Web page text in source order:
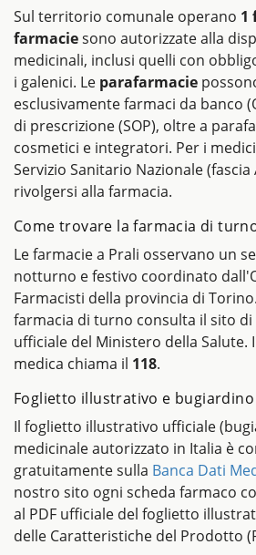
Sul territorio comunale operano 1
farmaciesono autorizzate alla
medicinali, inclusi quelli con
i galenici. Le parafarmacie
esclusivamente farmaci da banco
di prescrizione (SOP), oltre a
cosmetici e integratori. Per i
Servizio Sanitario Nazionale
rivolgersi alla farmacia.
Come trovare la farmacia di
Le farmacie a Prali osservano un
notturno e festivo coordinato
Farmacisti della provincia di
farmacia di turno consulta il sito di
ufficiale del Ministero della Salute.
medica chiama il 118.
Foglietto illustrativo e bugiardino
Il foglietto illustrativo ufficiale
medicinale autorizzato in Italia è
gratuitamente sulla Banca Dati
nostro sito ogni scheda farmaco
al PDF ufficiale del foglietto
delle Caratteristiche del Prodotto